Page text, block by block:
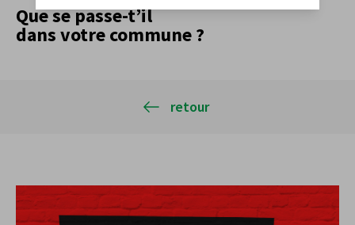
Que se passe-t’il
dans votre commune ?
retour